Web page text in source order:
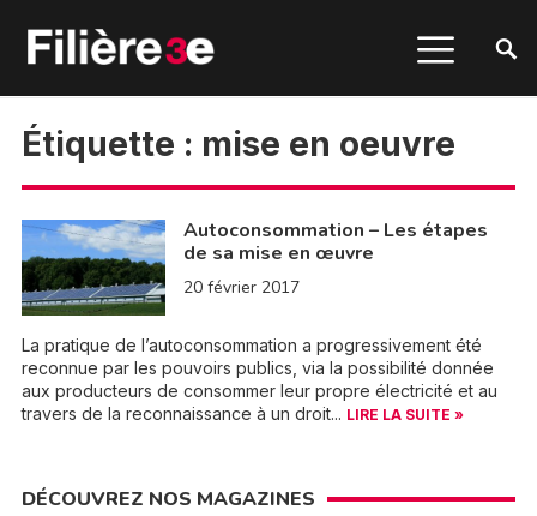
Étiquette : mise en oeuvre
Autoconsommation – Les étapes
de sa mise en œuvre
20 février 2017
La pratique de l’autoconsommation a progressivement été
reconnue par les pouvoirs publics, via la possibilité donnée
aux producteurs de consommer leur propre électricité et au
travers de la reconnaissance à un droit... LIRE LA SUITE »
DÉCOUVREZ NOS MAGAZINES